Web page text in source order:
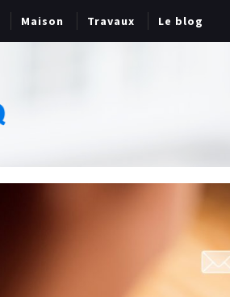
Maison Travaux Le blog